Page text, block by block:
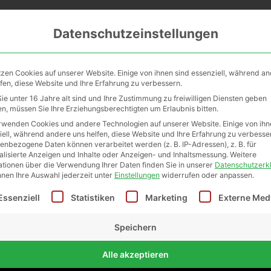
Ja & Anders Kosmetikmanufaktur KG für den
der Ja & Anders Kosmetikmanufaktur KG
der im Onlineshop der Verkäuferin
Bedingungen des Kunden wird widersprochen.
anerkannt wurden. Vertragserfüllungshandlungen
abweichende Abreden vor Vertragsabschluss und
nach Vertragsabschluss bedürfen zu
gilt auch für eine etwaige Aufhebung dieser Klausel.
Datenschutzeinstellungen
Cookies auf unserer Website. Einige von ihnen sind essenziell, während
diese Website und Ihre Erfahrung zu verbessern.
unter 16 Jahre alt sind und Ihre Zustimmung zu freiwilligen Diensten geben
müssen Sie Ihre Erziehungsberechtigten um Erlaubnis bitten.
Cookies und andere Technologien auf unserer Website. Einige von
während andere uns helfen, diese Website und Ihre Erfahrung zu
Daten können verarbeitet werden (z. B. IP-Adressen), z. B. für
Anzeigen und Inhalte oder Anzeigen- und Inhaltsmessung. Weitere
über die Verwendung Ihrer Daten finden Sie in unserer
Ihre Auswahl jederzeit unter Einstellungen widerrufen oder anpassen.
eine Liste der Service-Gruppen, für die eine
Statistiken Marketing Externe
Speichern
Alle akzeptieren